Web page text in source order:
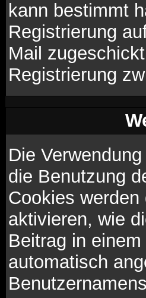
kann bestimmt
Registrierung
Mail
Registrierung
Die
die Benutzung
Cookies
aktivieren, wie
Beitrag in
automatisch